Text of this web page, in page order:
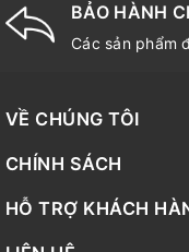
BẢO HÀNH
Các sản phẩm
VỀ CHÚNG TÔI
CHÍNH SÁCH
HỖ TRỢ KHÁCH